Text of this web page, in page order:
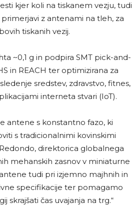
kjer koli na tiskanem vezju, tudi
z antenami na tleh, za
tiskanih vezij.
~0,1 g in podpira SMT pick-and-
in REACH ter optimizirana za
sredstev, zdravstvo, fitnes,
interneta stvari (IoT).
antene s konstantno fazo, ki
s tradicionalnimi kovinskimi
direktorica globalnega
mehanskih zasnov v miniaturne
tudi pri izjemno majhnih in
specifikacije ter pomagamo
čas uvajanja na trg.“